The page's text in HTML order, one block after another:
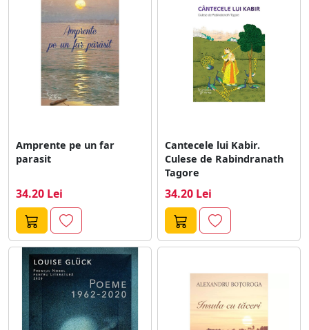
ofera o paleta larga de expresii si perspective,
reflectand frumusetea si complexitatea experientei
umane.
Amprente pe un far
parasit
34.20 Lei
Cantecele lui Kabir.
Culese de Rabindranath
Tagore
34.20 Lei